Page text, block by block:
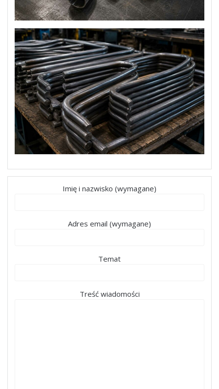
Imię i nazwisko (wymagane)
Adres email (wymagane)
Temat
Treść wiadomości